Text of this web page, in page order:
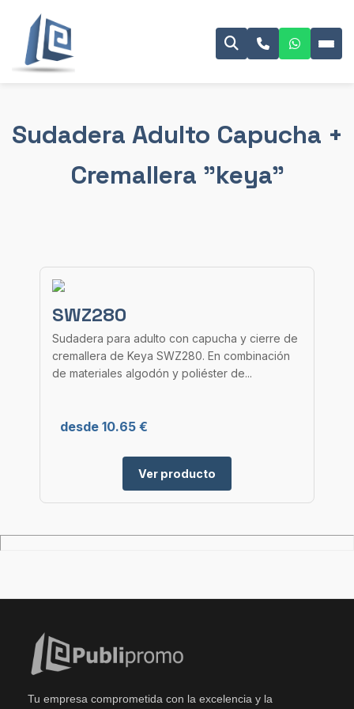
Sudadera Adulto Capucha +
Cremallera "keya"
SWZ280
Sudadera para adulto con capucha y cierre de
cremallera de Keya SWZ280. En combinación
de materiales algodón y poliéster de...
desde 10.65 €
Ver producto
Tu empresa comprometida con la excelencia y la